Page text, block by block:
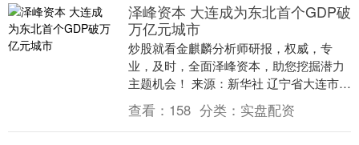
泽峰资本 大连成为东北首个GDP破
万亿元城市
炒股就看金麒麟分析师研报，权威，专
业，及时，全面泽峰资本，助您挖掘潜力
主题机会！ 来源：新华社 辽宁省大连市统
计局1月23日发布消息称，2025年，大连
市实现地....
查看： 158 分类： 实盘配资